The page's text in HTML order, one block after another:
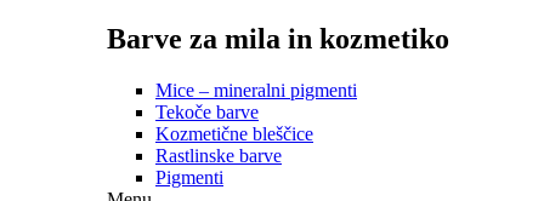
Barve za mila in kozmetiko
Mice – mineralni pigmenti
Tekoče barve
Kozmetične bleščice
Rastlinske barve
Pigmenti